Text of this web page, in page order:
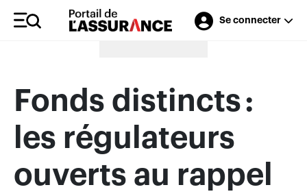
Se connecter
Merci à nos annonceurs
Fonds distincts :
les régulateurs
ouverts au rappel